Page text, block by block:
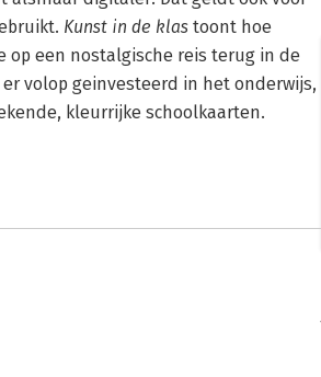
Kunst in de klas toont hoe
op een nostalgische reis terug in de
volop geinvesteerd in het onderwijs,
kleurrijke schoolkaarten.